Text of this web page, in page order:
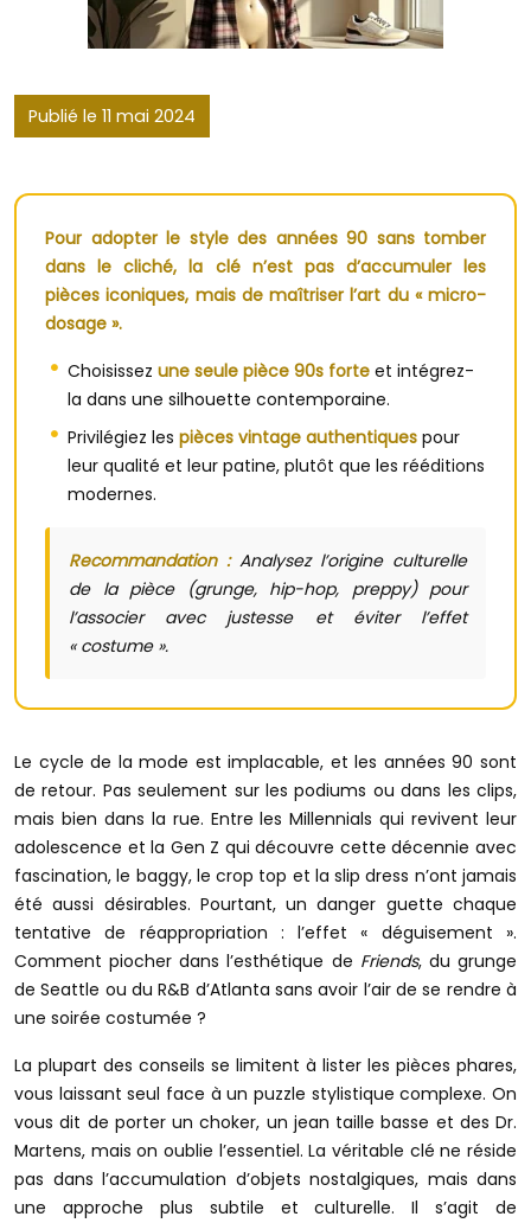
Publié le 11 mai 2024
Pour adopter le style des années 90 sans tomber
dans le cliché, la clé n’est pas d’accumuler les
pièces iconiques, mais de maîtriser l’art du « micro-
dosage ».
Choisissezune seule pièce 90s forte et intégrez-
la dans une silhouette contemporaine.
Privilégiez lespièces vintage authentiques pour
leur qualité et leur patine, plutôt que les rééditions
modernes.
Recommandation :Analysez l’origine culturelle
de la pièce (grunge, hip-hop, preppy) pour
l’associer avec justesse et éviter l’effet
« costume ».
Le cycle de la mode est implacable, et les années 90 sont
de retour. Pas seulement sur les podiums ou dans les clips,
mais bien dans la rue. Entre les Millennials qui revivent leur
adolescence et la Gen Z qui découvre cette décennie avec
fascination, le baggy, le crop top et la slip dress n’ont jamais
été aussi désirables. Pourtant, un danger guette chaque
tentative de réappropriation : l’effet « déguisement ».
Comment piocher dans l’esthétique de Friends, du grunge
de Seattle ou du R&B d’Atlanta sans avoir l’air de se rendre à
une soirée costumée ?
La plupart des conseils se limitent à lister les pièces phares,
vous laissant seul face à un puzzle stylistique complexe. On
vous dit de porter un choker, un jean taille basse et des Dr.
Martens, mais on oublie l’essentiel. La véritable clé ne réside
pas dans l’accumulation d’objets nostalgiques, mais dans
une approche plus subtile et culturelle. Il s’agit de